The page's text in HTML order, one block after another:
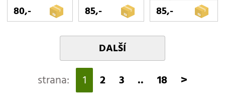
80,- 85,- 85,-
DALŠÍ
strana: 1 2 3 .. 18 >